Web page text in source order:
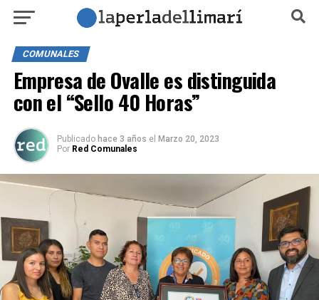
COMUNALES
Empresa de Ovalle es distinguida
con el “Sello 40 Horas”
Publicado hace 3 años el Marzo 20, 2023
Por Red Comunales